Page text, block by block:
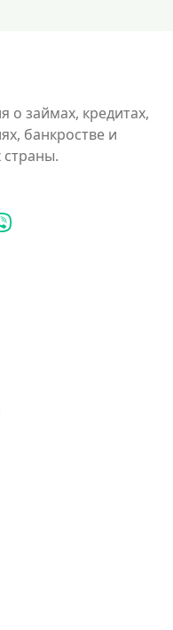
о займах, кредитах,
банкростве и
страны.